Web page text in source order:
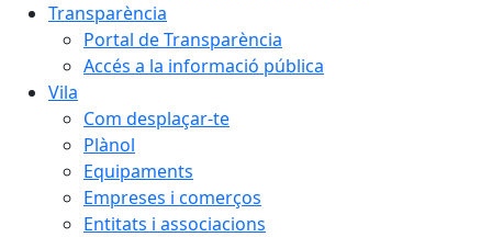
Transparència
Portal de Transparència
Accés a la informació pública
Vila
Com desplaçar-te
Plànol
Equipaments
Empreses i comerços
Entitats i associacions